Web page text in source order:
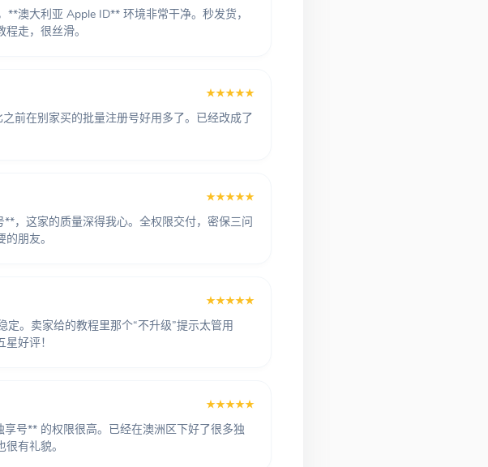
澳大利亚 Apple ID** 环境非常干净。秒发货，
走，很丝滑。
★★★★★
前在别家买的批量注册号好用多了。已经改成了
★★★★★
，这家的质量深得我心。全权限交付，密保三问
朋友。
★★★★★
。卖家给的教程里那个“不升级”提示太管用
好评！
★★★★★
号** 的权限很高。已经在澳洲区下好了很多独
有礼貌。